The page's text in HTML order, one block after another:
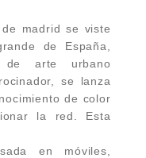
madrid se viste
de España,
de arte urbano
se lanza
de color
la red. Esta
en móviles,